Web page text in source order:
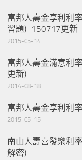
富邦人壽金享利利
習題)_150717更新
2015-05-14
富邦人壽金滿意利
更新)
2014-08-18
富邦人壽金享利利
2015-05-15
南山人壽喜發樂利
解密)